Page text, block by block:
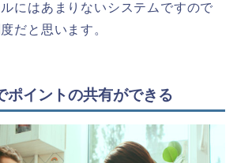
にはあまりないシステムですので
だと思います。
ポイントの共有ができる